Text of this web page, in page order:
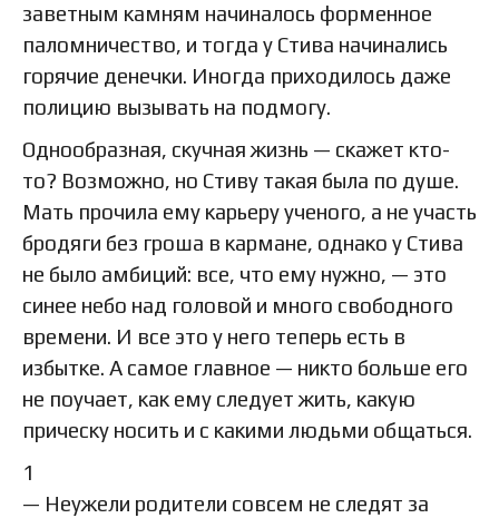
заветным камням начиналось форменное
паломничество, и тогда у Стива начинались
горячие денечки. Иногда приходилось даже
полицию вызывать на подмогу.
Однообразная, скучная жизнь — скажет кто-
то? Возможно, но Стиву такая была по душе.
Мать прочила ему карьеру ученого, а не участь
бродяги без гроша в кармане, однако у Стива
не было амбиций: все, что ему нужно, — это
синее небо над головой и много свободного
времени. И все это у него теперь есть в
избытке. А самое главное — никто больше его
не поучает, как ему следует жить, какую
прическу носить и с какими людьми общаться.
1
— Неужели родители совсем не следят за